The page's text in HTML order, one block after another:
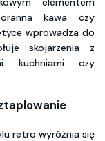
kawa czy
wprowadza do
skojarzenia z
kuchniami czy
retro wyróżnia się